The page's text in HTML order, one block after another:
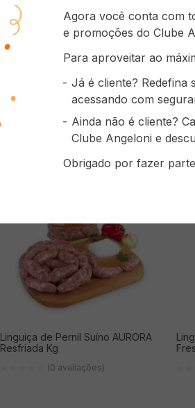
R$
(
R$
Linguiça de Pernil Suíno AURORA
Resfriada Kg
(0 avaliações)
Agora você conta com
e promoções do Clube
Para aproveitar ao
Já é cliente? Redefina
acessando com
Ainda não é cliente?
Clube Angeloni e
Obrigado por fazer